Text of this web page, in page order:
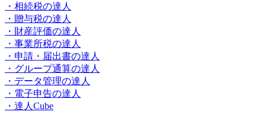
・相続税の達人
・贈与税の達人
・財産評価の達人
・事業所税の達人
・申請・届出書の達人
・グループ通算の達人
・データ管理の達人
・電子申告の達人
・達人Cube